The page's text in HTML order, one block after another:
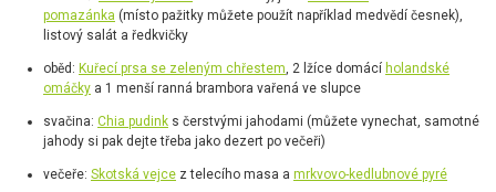
pomazánka (místo pažitky můžete použít například medvědí česnek),
listový salát a ředkvičky
oběd: Kuřecí prsa se zeleným chřestem, 2 lžíce domácí holandské
omáčky a 1 menší ranná brambora vařená ve slupce
svačina: Chia pudink s čerstvými jahodami (můžete vynechat, samotné
jahody si pak dejte třeba jako dezert po večeři)
večeře: Skotská vejce z telecího masa a mrkvovo-kedlubnové pyré